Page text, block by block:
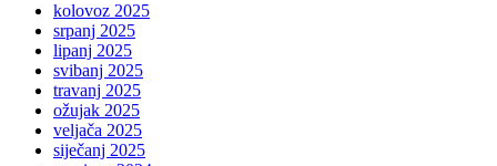
kolovoz 2025
srpanj 2025
lipanj 2025
svibanj 2025
travanj 2025
ožujak 2025
veljača 2025
siječanj 2025